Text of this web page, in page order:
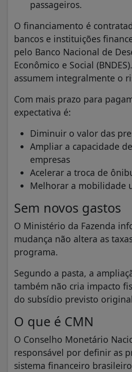
passageiros.
O financiamento é
bancos e instituições
pelo Banco Nacional de
Econômico e Social
assumem integralmente o
Com mais prazo para
expectativa é:
Diminuir o valor das
Ampliar a capacidade
empresas
Acelerar a troca de
Melhorar a mobilidade
Sem novos gastos
O Ministério da Fazenda
mudança não altera as
programa.
Segundo a pasta, a
também não cria impacto
do subsídio previsto
O que é CMN
O Conselho Monetário
responsável por definir as
sistema financeiro